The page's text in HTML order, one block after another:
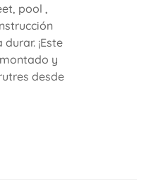
pool ,
¡Este
y
desde